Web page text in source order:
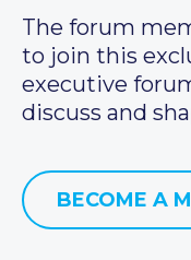
The forum
to join this
executive
discuss and
BECOME A